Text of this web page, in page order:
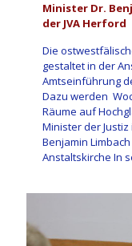
Minister Dr.
der JVA Herford
Die
gestaltet in der
Amtseinführung
Dazu werden
Räume auf
Minister der
Benjamin
Anstaltskirche In